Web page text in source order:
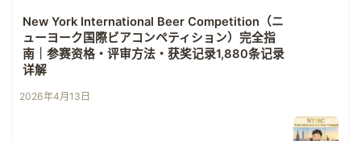
New York International Beer Competition（ニ
ューヨーク国際ビアコンペティション）完全指
南｜参赛资格・评审方法・获奖记录1,880条记录
详解
2026年4月13日